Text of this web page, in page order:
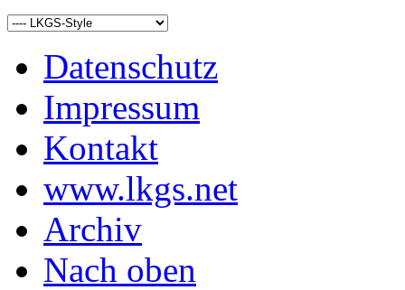
Datenschutz
Impressum
Kontakt
www.lkgs.net
Archiv
Nach oben